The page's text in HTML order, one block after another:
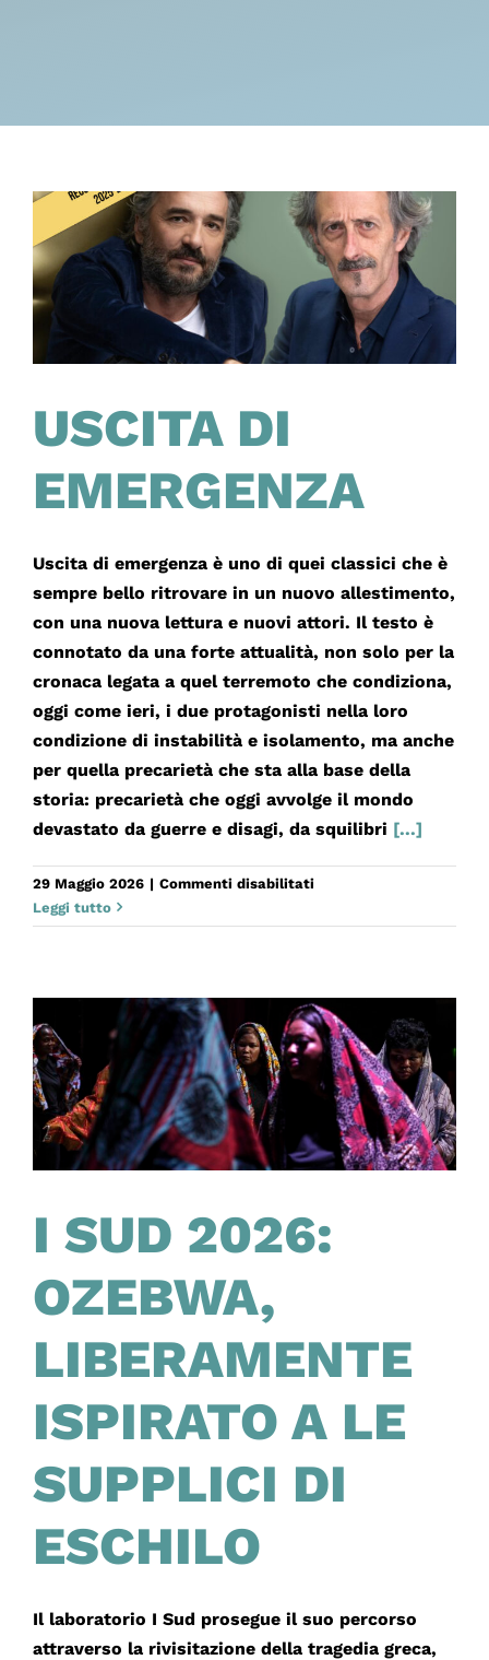
USCITA DI
EMERGENZA
Uscita di emergenza è uno di quei classici che è
sempre bello ritrovare in un nuovo allestimento,
con una nuova lettura e nuovi attori. Il testo è
connotato da una forte attualità, non solo per la
cronaca legata a quel terremoto che condiziona,
oggi come ieri, i due protagonisti nella loro
condizione di instabilità e isolamento, ma anche
per quella precarietà che sta alla base della
storia: precarietà che oggi avvolge il mondo
devastato da guerre e disagi, da squilibri [...]
29 Maggio 2026 | Commenti disabilitatisu
DI
Leggi tutto
I SUD 2026:
OZEBWA,
LIBERAMENTE
ISPIRATO A LE
SUPPLICI DI
ESCHILO
Il laboratorio I Sud prosegue il suo percorso
attraverso la rivisitazione della tragedia greca,